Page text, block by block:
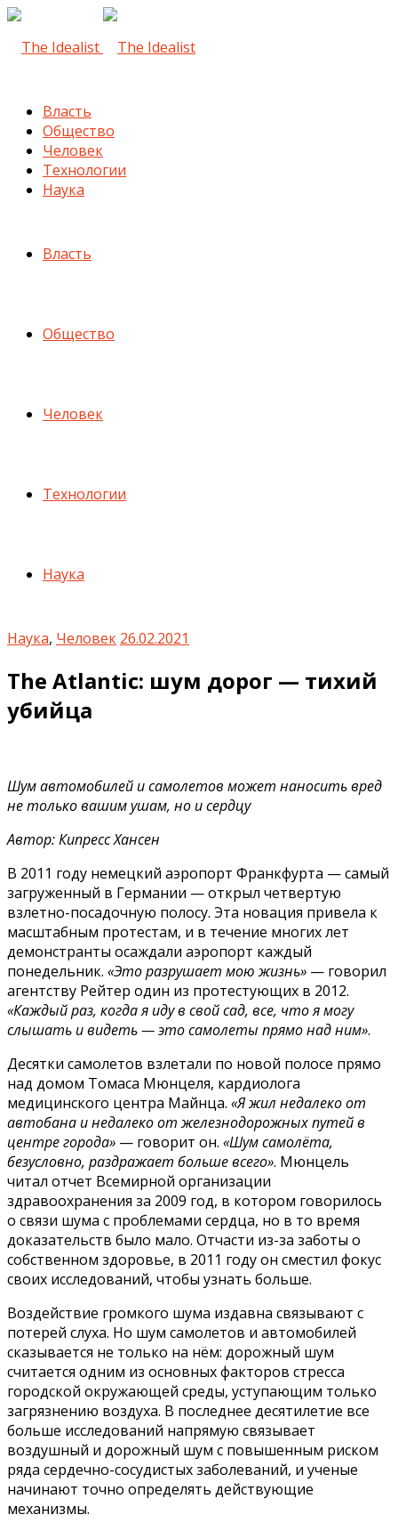
Власть
Общество
Человек
Технологии
Наука
Власть
Общество
Человек
Технологии
Наука
Наука, Человек 26.02.2021
The Atlantic: шум дорог — тихий
убийца
Шум автомобилей и самолетов может наносить вред
не только вашим ушам, но и сердцу
Автор: Кипресс Хансен
В 2011 году немецкий аэропорт Франкфурта — самый
загруженный в Германии — открыл четвертую
взлетно-посадочную полосу. Эта новация привела к
масштабным протестам, и в течение многих лет
демонстранты осаждали аэропорт каждый
понедельник. «Это разрушает мою жизнь» — говорил
агентству Рейтер один из протестующих в 2012.
«Каждый раз, когда я иду в свой сад, все, что я могу
слышать и видеть — это самолеты прямо над ним».
Десятки самолетов взлетали по новой полосе прямо
над домом Томаса Мюнцеля, кардиолога
медицинского центра Майнца. «Я жил недалеко от
автобана и недалеко от железнодорожных путей в
центре города» — говорит он. «Шум самолёта,
безусловно, раздражает больше всего». Мюнцель
читал отчет Всемирной организации
здравоохранения за 2009 год, в котором говорилось
о связи шума с проблемами сердца, но в то время
доказательств было мало. Отчасти из-за заботы о
собственном здоровье, в 2011 году он сместил фокус
своих исследований, чтобы узнать больше.
Воздействие громкого шума издавна связывают с
потерей слуха. Но шум самолетов и автомобилей
сказывается не только на нём: дорожный шум
считается одним из основных факторов стресса
городской окружающей среды, уступающим только
загрязнению воздуха. В последнее десятилетие все
больше исследований напрямую связывает
воздушный и дорожный шум с повышенным риском
ряда сердечно-сосудистых заболеваний, и ученые
начинают точно определять действующие
механизмы.